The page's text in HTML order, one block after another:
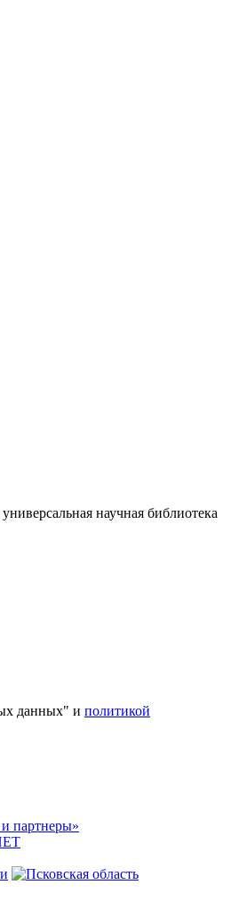
научная библиотека
данных" и политикой